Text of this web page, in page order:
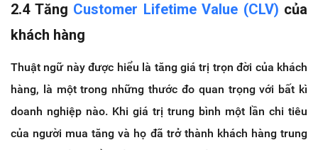
2.4 Tăng Customer Lifetime Value (CLV) của
khách hàng
Thuật ngữ này được hiểu là tăng giá trị trọn đời của khách
hàng, là một trong những thước đo quan trọng với bất kì
doanh nghiệp nào. Khi giá trị trung bình một lần chi tiêu
của người mua tăng và họ đã trở thành khách hàng trung